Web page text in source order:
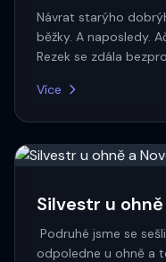
Návrat starýho
běžky. A naposledy.
Rezek se zdála
Více
Silvestr u
Podruhé jsme se
odpoledne u ohně a